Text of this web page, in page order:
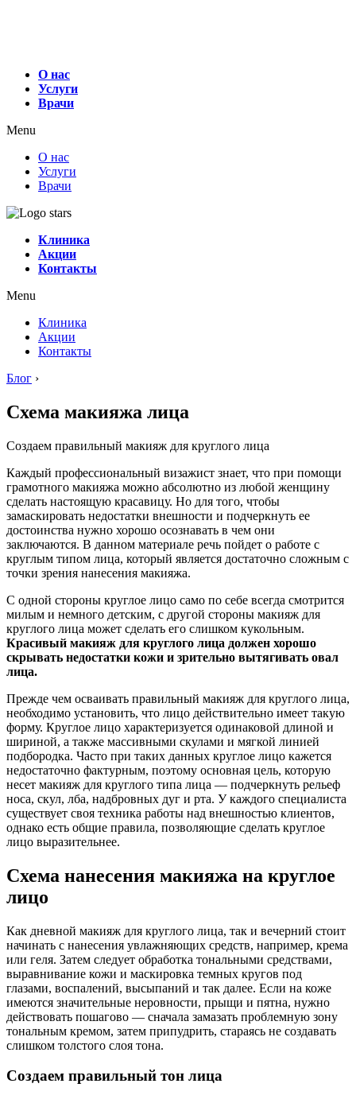
О нас
Услуги
Врачи
Menu
О нас
Услуги
Врачи
Клиника
Акции
Контакты
Menu
Клиника
Акции
Контакты
Блог ›
Схема макияжа лица
Создаем правильный макияж для круглого лица
Каждый профессиональный визажист знает, что при помощи
грамотного макияжа можно абсолютно из любой женщину
сделать настоящую красавицу. Но для того, чтобы
замаскировать недостатки внешности и подчеркнуть ее
достоинства нужно хорошо осознавать в чем они
заключаются. В данном материале речь пойдет о работе с
круглым типом лица, который является достаточно сложным с
точки зрения нанесения макияжа.
С одной стороны круглое лицо само по себе всегда смотрится
милым и немного детским, с другой стороны макияж для
круглого лица может сделать его слишком кукольным.
Красивый макияж для круглого лица должен хорошо
скрывать недостатки кожи и зрительно вытягивать овал
лица.
Прежде чем осваивать правильный макияж для круглого лица,
необходимо установить, что лицо действительно имеет такую
форму. Круглое лицо характеризуется одинаковой длиной и
шириной, а также массивными скулами и мягкой линией
подбородка. Часто при таких данных круглое лицо кажется
недостаточно фактурным, поэтому основная цель, которую
несет макияж для круглого типа лица — подчеркнуть рельеф
носа, скул, лба, надбровных дуг и рта. У каждого специалиста
существует своя техника работы над внешностью клиентов,
однако есть общие правила, позволяющие сделать круглое
лицо выразительнее.
Схема нанесения макияжа на круглое
лицо
Как дневной макияж для круглого лица, так и вечерний стоит
начинать с нанесения увлажняющих средств, например, крема
или геля. Затем следует обработка тональными средствами,
выравнивание кожи и маскировка темных кругов под
глазами, воспалений, высыпаний и так далее. Если на коже
имеются значительные неровности, прыщи и пятна, нужно
действовать пошагово — сначала замазать проблемную зону
тональным кремом, затем припудрить, стараясь не создавать
слишком толстого слоя тона.
Создаем правильный тон лица